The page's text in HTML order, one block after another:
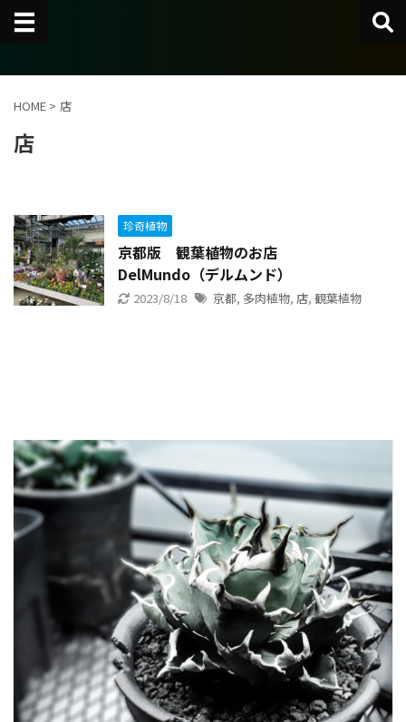
HOME > 店
店
珍奇植物
京都版 観葉植物のお店
DelMundo（デルムンド）
2023/8/18 京都, 多肉植物, 店, 観葉植物